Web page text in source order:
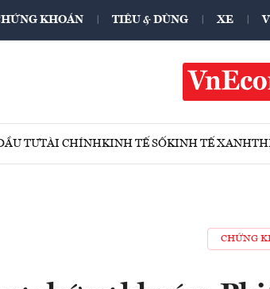
KHOÁN TIÊU & DÙNG XE
TƯTÀI CHÍNHKINH TẾ SỐKINH TẾ XANH
CHỨNG